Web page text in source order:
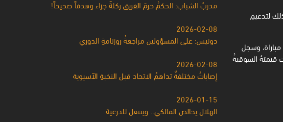
لتدعيمِ
وسجل
قيمتهُ السوقيةُ
مدربُ الشباب: الحكمُ حرمَ الفريق ركلةَ جزاء وهدفاً صحيحاً!
2026-02-08
دونيس: على المسؤولين مراجعةُ روزنامةِ الدوري
2026-02-08
إصاباتُ مختلفةٌ تداهمُ الاتحاد قبل النخبةِ الآسيوية
2026-01-15
الهلال يخالص المالكي.. وينتقل للدرعية